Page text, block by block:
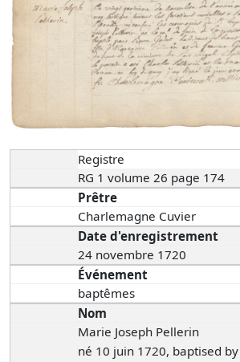
Registre
RG 1 volume 26 page 174
Prêtre
Charlemagne Cuvier
Date d'enregistrement
24 novembre 1720
Événement
baptêmes
Nom
Marie Joseph Pellerin
né 10 juin 1720, baptised